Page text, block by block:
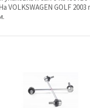
VOLKSWAGEN GOLF